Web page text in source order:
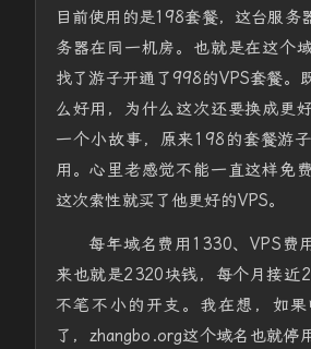
目前使用的是198套餐，这台服务
务器在同一机房。也就是在这个
找了游子开通了998的VPS套餐。
么好用，为什么这次还要换成更
一个小故事，原来198的套餐游
用。心里老感觉不能一直这样免
这次索性就买了他更好的VPS。
每年域名费用1330、VPS费
来也就是2320块钱，每个月接近
不笔不小的开支。我在想，如
了，zhangbo.org这个域名也就停